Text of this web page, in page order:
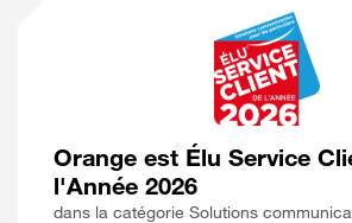
Orange est Élu Service
l'Année 2026
dans la catégorie Solutions